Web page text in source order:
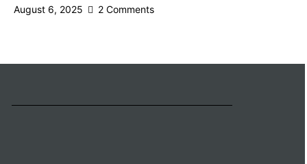
August 6, 2025 2 Comments